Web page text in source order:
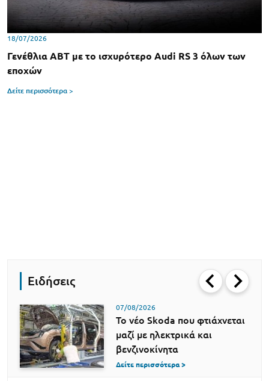
18/07/2026
Γενέθλια ABT με το ισχυρότερο Audi RS 3 όλων των
εποχών
Δείτε περισσότερα >
Ειδήσεις
07/08/2026
Το νέο Skoda που φτιάχνεται
μαζί με ηλεκτρικά και
βενζινοκίνητα
Δείτε περισσότερα >